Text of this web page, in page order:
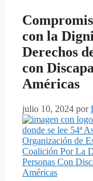
con la
Derechos
con
Américas
julio 10, 2024 por